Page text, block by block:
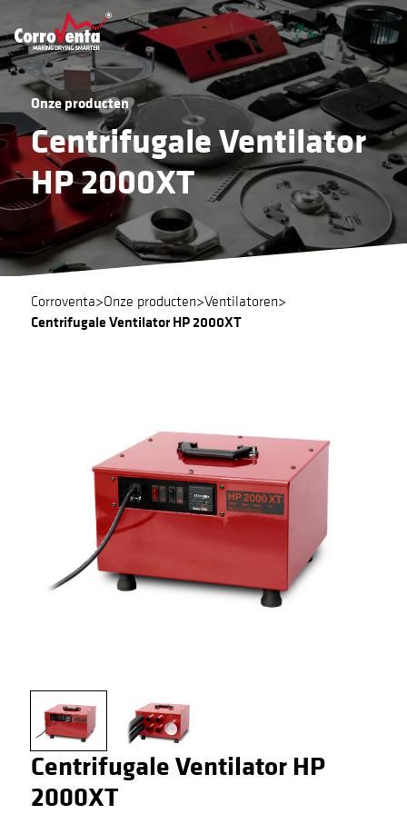
Onze producten
Centrifugale Ventilator
HP 2000XT
Corroventa>Onze producten>Ventilatoren>
Centrifugale Ventilator HP 2000XT
Centrifugale Ventilator HP
2000XT